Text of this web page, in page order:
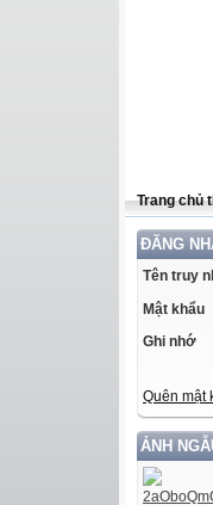
Trang chủ
ĐĂNG
Tên truy
Mật khẩu
Ghi nhớ
Quên mật
ẢNH